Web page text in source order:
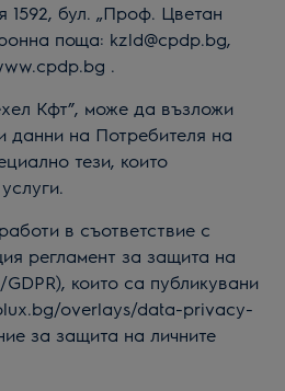
бул. „Проф. Цветан
поща: kzld@cpdp.bg,
.
Кфт”, може да възложи
данни на Потребителя на
тези, които
в съответствие с
регламент за защита на
които са публикувани
overlays/data-privacy-
за защита на личните